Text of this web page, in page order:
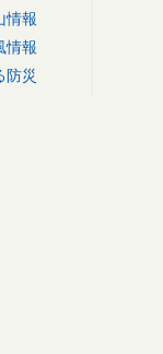
情報
情報
防災